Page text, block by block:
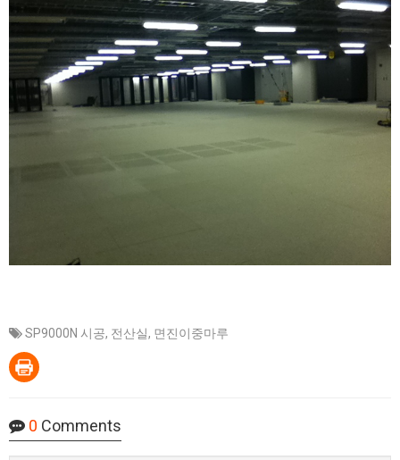
SP9000N 시공, 전산실, 면진이중마루
0 Comments